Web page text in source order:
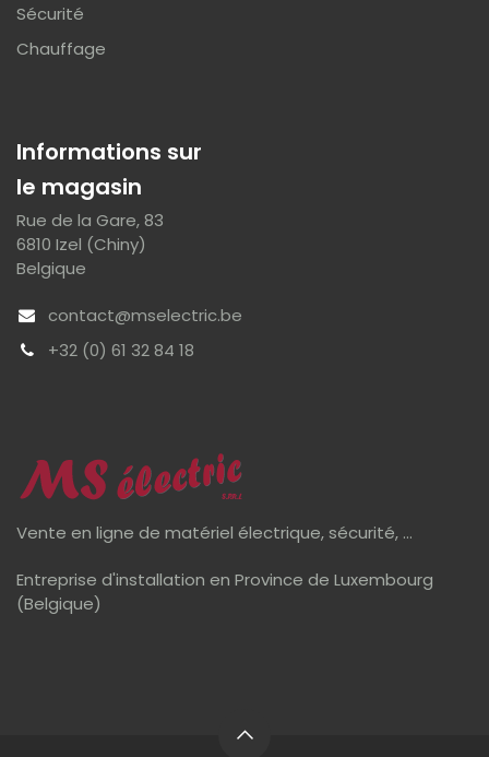
Informations sur
le magasin
Rue de la Gare, 83
6810 Izel (Chiny)
Belgique
contact@mselectric.be
+32 (0) 61 32 84 18
Vente en ligne de matériel électrique, sécurité, ...
Entreprise d'installation en Province de Luxembourg
(Belgique)
Sécurité
Chauffage